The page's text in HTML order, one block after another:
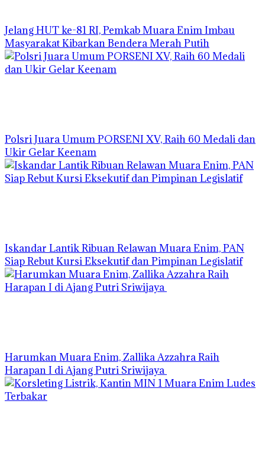
Jelang HUT ke-81 RI, Pemkab Muara Enim Imbau
Masyarakat Kibarkan Bendera Merah Putih
Polsri Juara Umum PORSENI XV, Raih 60 Medali dan
Ukir Gelar Keenam
Iskandar Lantik Ribuan Relawan Muara Enim, PAN
Siap Rebut Kursi Eksekutif dan Pimpinan Legislatif
Harumkan Muara Enim, Zallika Azzahra Raih
Harapan I di Ajang Putri Sriwijaya